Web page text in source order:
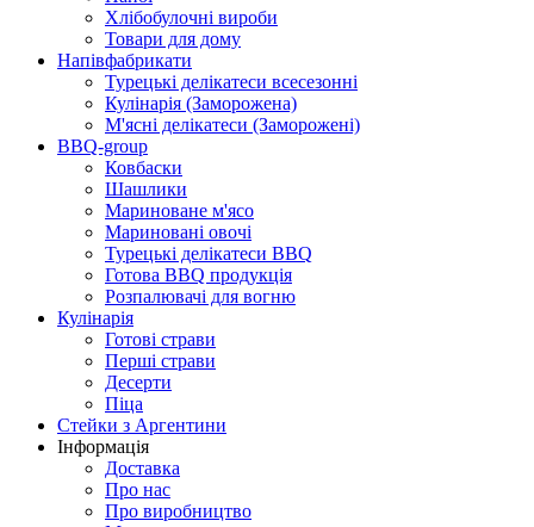
Хлібобулочні вироби
Товари для дому
Напівфабрикати
Турецькі делікатеси всесезонні
Кулінарія (Заморожена)
М'ясні делікатеси (Заморожені)
BBQ-group
Ковбаски
Шашлики
Мариноване м'ясо
Мариновані овочі
Турецькі делікатеси BBQ
Готова BBQ продукція
Розпалювачі для вогню
Кулінарія
Готові страви
Перші страви
Десерти
Піца
Стейки з Аргентини
Інформація
Доставка
Про нас
Про виробництво